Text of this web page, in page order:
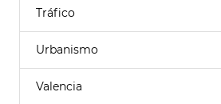
Tráfico
Urbanismo
Valencia